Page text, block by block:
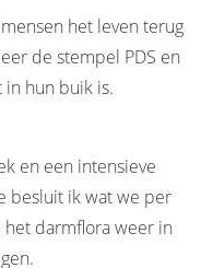
het leven terug
de stempel PDS en
hun buik is.
en een intensieve
besluit ik wat we per
darmflora weer in